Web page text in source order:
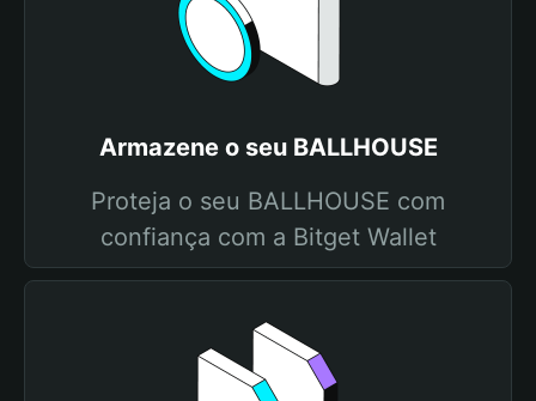
Armazene o seu BALLHOUSE
Proteja o seu BALLHOUSE com
confiança com a Bitget Wallet